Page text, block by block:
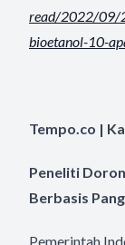
read/2022/
bioetanol-10-
Tempo.co |
Peneliti
Berbasis
Pemerintah